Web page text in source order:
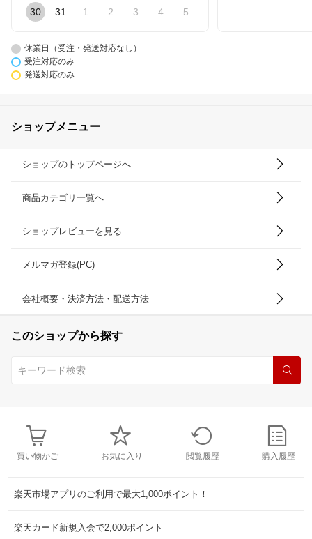
30 31 1 2 3 4 5
休業日（受注・発送対応なし）
受注対応のみ
発送対応のみ
ショップメニュー
ショップのトップページへ
商品カテゴリ一覧へ
ショップレビューを見る
メルマガ登録(PC)
会社概要・決済方法・配送方法
このショップから探す
買い物かご お気に入り 閲覧履歴 購入履歴
楽天市場アプリのご利用で最大1,000ポイント！
楽天カード新規入会で2,000ポイント